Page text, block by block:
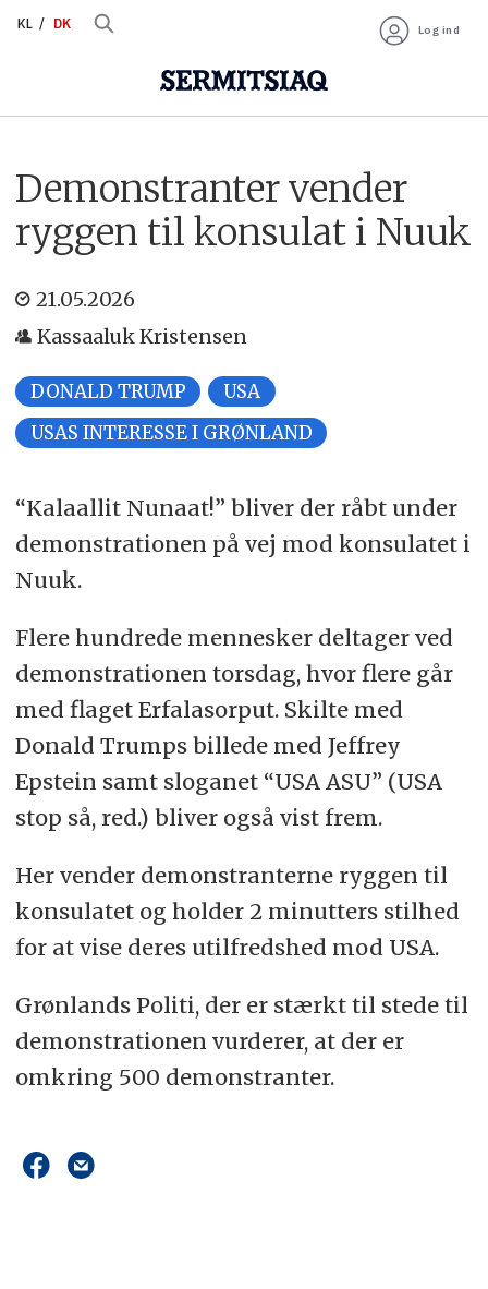
KL DK Log ind
Demonstranter vender
ryggen til konsulat i Nuuk
21.05.2026
Kassaaluk Kristensen
DONALD TRUMP
USA
USAS INTERESSE I GRØNLAND
“Kalaallit Nunaat!” bliver der råbt under
demonstrationen på vej mod konsulatet i
Nuuk.
Flere hundrede mennesker deltager ved
demonstrationen torsdag, hvor flere går
med flaget Erfalasorput. Skilte med
Donald Trumps billede med Jeffrey
Epstein samt sloganet “USA ASU” (USA
stop så, red.) bliver også vist frem.
Her vender demonstranterne ryggen til
konsulatet og holder 2 minutters stilhed
for at vise deres utilfredshed mod USA.
Grønlands Politi, der er stærkt til stede til
demonstrationen vurderer, at der er
omkring 500 demonstranter.